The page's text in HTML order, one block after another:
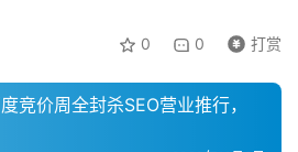
0 0 打赏
竞价周全封杀SEO营业推行，